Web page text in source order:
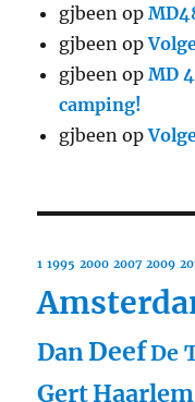
gjbeen op
gjbeen op
gjbeen opMD
camping!
gjbeen op
1 1995 2000 2007 2009
DanDeefDe
GertHaarlem